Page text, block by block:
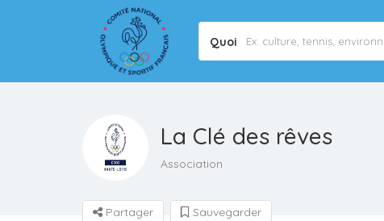
Quoi
La Clé des rêves
Association
Partager Sauvegarder